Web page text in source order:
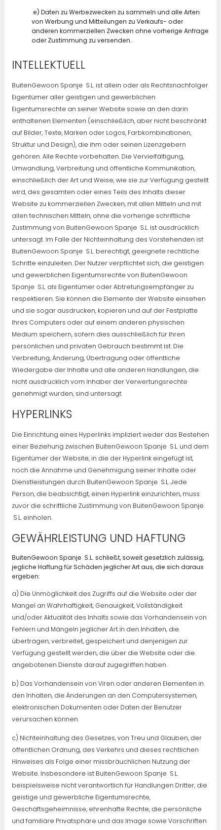
e) Daten zu Werbezwecken zu sammeln und alle Arten
von Werbung und Mitteilungen zu Verkaufs- oder
anderen kommerziellen Zwecken ohne vorherige Anfrage
oder Zustimmung zu versenden.
INTELLEKTUELL
BuitenGewoon Spanje S.L. ist allein oder als Rechtsnachfolger
Eigentümer aller geistigen und gewerblichen
Eigentumsrechte an seiner Website sowie an den darin
enthaltenen Elementen (einschließlich, aber nicht beschränkt
auf Bilder, Texte, Marken oder Logos, Farbkombinationen,
Struktur und Design), die ihm oder seinen Lizenzgebern
gehören. Alle Rechte vorbehalten. Die Vervielfältigung,
Umwandlung, Verbreitung und öffentliche Kommunikation,
einschließlich der Art und Weise, wie sie zur Verfügung gestellt
wird, des gesamten oder eines Teils des Inhalts dieser
Website zu kommerziellen Zwecken, mit allen Mitteln und mit
allen technischen Mitteln, ohne die vorherige schriftliche
Zustimmung von BuitenGewoon Spanje S.L. ist ausdrücklich
untersagt. Im Falle der Nichteinhaltung des Vorstehenden ist
BuitenGewoon Spanje S.L. berechtigt, geeignete rechtliche
Schritte einzuleiten. Der Nutzer verpflichtet sich, die geistigen
und gewerblichen Eigentumsrechte von BuitenGewoon
Spanje S.L. als Eigentümer oder Abtretungsempfänger zu
respektieren. Sie können die Elemente der Website einsehen
und sie sogar ausdrucken, kopieren und auf der Festplatte
Ihres Computers oder auf einem anderen physischen
Medium speichern, sofern dies ausschließlich für Ihren
persönlichen und privaten Gebrauch bestimmt ist. Die
Verbreitung, Änderung, Übertragung oder öffentliche
Wiedergabe der Inhalte und alle anderen Handlungen, die
nicht ausdrücklich vom Inhaber der Verwertungsrechte
genehmigt wurden, sind untersagt.
HYPERLINKS
Die Einrichtung eines Hyperlinks impliziert weder das Bestehen
einer Beziehung zwischen BuitenGewoon Spanje S.L. und dem
Eigentümer der Website, in die der Hyperlink eingefügt ist,
noch die Annahme und Genehmigung seiner Inhalte oder
Dienstleistungen durch BuitenGewoon Spanje S.L. Jede
Person, die beabsichtigt, einen Hyperlink einzurichten, muss
zuvor die schriftliche Zustimmung von BuitenGewoon Spanje
S.L. einholen.
GEWÄHRLEISTUNG UND HAFTUNG
BuitenGewoon Spanje S.L. schließt, soweit gesetzlich zulässig,
jegliche Haftung für Schäden jeglicher Art aus, die sich daraus
ergeben:
a) Die Unmöglichkeit des Zugriffs auf die Website oder der
Mangel an Wahrhaftigkeit, Genauigkeit, Vollständigkeit
und/oder Aktualität des Inhalts sowie das Vorhandensein von
Fehlern und Mängeln jeglicher Art in den Inhalten, die
übertragen, verbreitet, gespeichert und denjenigen zur
Verfügung gestellt werden, die über die Website oder die
angebotenen Dienste darauf zugegriffen haben.
b) Das Vorhandensein von Viren oder anderen Elementen in
den Inhalten, die Änderungen an den Computersystemen,
elektronischen Dokumenten oder Daten der Benutzer
verursachen können.
c) Nichteinhaltung des Gesetzes, von Treu und Glauben, der
öffentlichen Ordnung, des Verkehrs und dieses rechtlichen
Hinweises als Folge einer missbräuchlichen Nutzung der
Website. Insbesondere ist BuitenGewoon Spanje S.L.
beispielsweise nicht verantwortlich für Handlungen Dritter, die
geistige und gewerbliche Eigentumsrechte,
Geschäftsgeheimnisse, ehrenhafte Rechte, die persönliche
und familiäre Privatsphäre und das Image sowie Vorschriften